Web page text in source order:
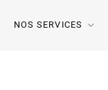
NOS SERVICES